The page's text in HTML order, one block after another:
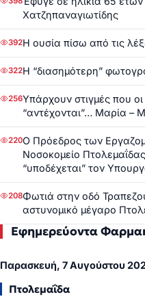
Χατζηπαναγιωτίδης
392Η ουσία πίσω από τις
322Η “διασημότερη”
256Υπάρχουν στιγμές που
“αντέχονται”… Μαρία –
220Ο Πρόεδρος των
Νοσοκομείο
“υποδέχεται” τον
208Φωτιά στην οδό
αστυνομικό μέγαρο
Εφημερεύοντα
Παρασκευή, 7 Αυγούστου
Πτολεμαΐδα